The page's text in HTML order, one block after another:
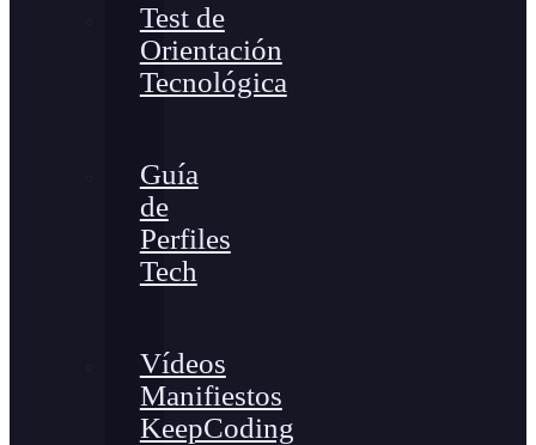
Test de
Orientación
Tecnológica
Guía
de
Perfiles
Tech
Vídeos
Manifiestos
KeepCoding